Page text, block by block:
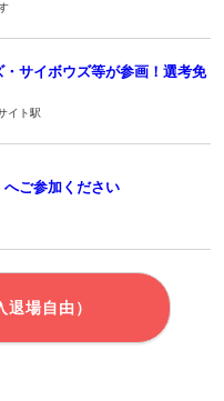
・サイボウズ等が参画！選考免
イト駅
ご参加ください
場自由）